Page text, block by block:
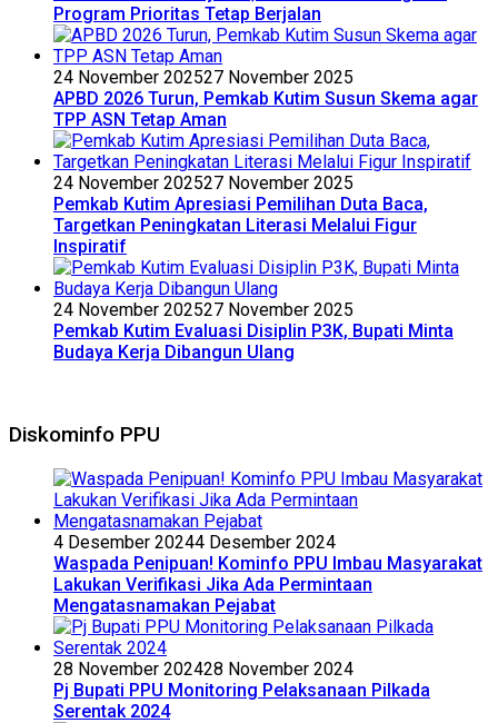
Program Prioritas Tetap Berjalan
24 November 202527 November 2025
APBD 2026 Turun, Pemkab Kutim Susun Skema agar
TPP ASN Tetap Aman
24 November 202527 November 2025
Pemkab Kutim Apresiasi Pemilihan Duta Baca,
Targetkan Peningkatan Literasi Melalui Figur
Inspiratif
24 November 202527 November 2025
Pemkab Kutim Evaluasi Disiplin P3K, Bupati Minta
Budaya Kerja Dibangun Ulang
Diskominfo PPU
4 Desember 20244 Desember 2024
Waspada Penipuan! Kominfo PPU Imbau Masyarakat
Lakukan Verifikasi Jika Ada Permintaan
Mengatasnamakan Pejabat
28 November 202428 November 2024
Pj Bupati PPU Monitoring Pelaksanaan Pilkada
Serentak 2024